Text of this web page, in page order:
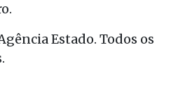
Estado. Todos os